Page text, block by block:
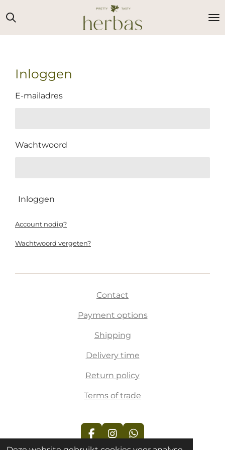
direct
naar
Inloggen
E-mailadres
Wachtwoord
Inloggen
Account nodig?
Wachtwoord vergeten?
Contact
Payment options
Shipping
Delivery time
Return policy
Terms of trade
F
a
I
n
W
h